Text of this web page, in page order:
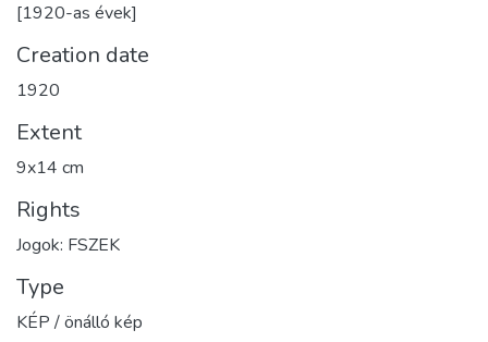
[1920-as évek]
Creation date
1920
Extent
9x14 cm
Rights
Jogok: FSZEK
Type
KÉP / önálló kép